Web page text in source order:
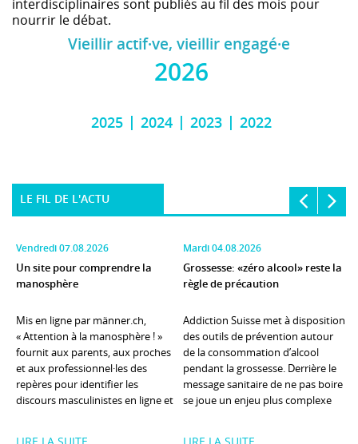
interdisciplinaires sont publiés au fil des mois pour
nourrir le débat.
Vieillir actif·ve, vieillir engagé·e
2026
2025 2024 2023 2022
LE FIL DE L'ACTU
vendredi 07.08.2026
Un site pour comprendre la
manosphère
Mis en ligne par männer.ch,
« Attention à la manosphère ! »
fournit aux parents, aux proches
et aux professionnel·les des
repères pour identifier les
discours masculinistes en ligne et
mardi 04.08.2026
Grossesse: «zéro alcool» reste la
règle de précaution
Addiction Suisse met à disposition
des outils de prévention autour
de la consommation d’alcool
pendant la grossesse. Derrière le
message sanitaire de ne pas boire
se joue un enjeu plus complexe